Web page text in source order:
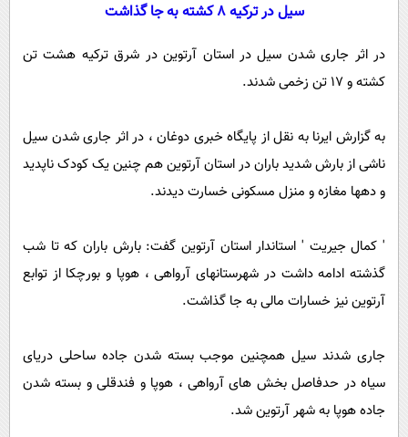
سیاسی
حوادث
سلامت
یک برش دانایی
سفر و تفریح
بین الملل
سیاست خارجی
فرهنگ و هنر
علم و دانش
علمی
گوناگون
سرگرمی
مجله تصویری سلاح
فیلم
سیاست
داستان کوتاه
آموزش زبان
سیل در ترکیه 8 کشته به جا گذاشت
در اثر جاری شدن سیل در استان آرتوین در شرق ترکیه هشت تن
کشته و 17 تن زخمی شدند.
به گزارش ایرنا به نقل از پایگاه خبری دوغان ، در اثر جاری شدن سیل
ناشی از بارش شدید باران در استان آرتوین هم چنین یک کودک ناپدید
و دهها مغازه و منزل مسکونی خسارت دیدند.
' کمال جیریت ' استاندار استان آرتوین گفت: بارش باران که تا شب
گذشته ادامه داشت در شهرستانهای آرواهی ، هوپا و بورچکا از توابع
آرتوین نیز خسارات مالی به جا گذاشت.
جاری شدند سیل همچنین موجب بسته شدن جاده ساحلی دریای
سیاه در حدفاصل بخش های آرواهی ، هوپا و فندقلی و بسته شدن
جاده هوپا به شهر آرتوین شد.